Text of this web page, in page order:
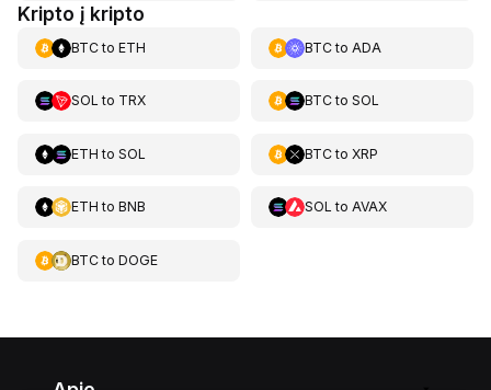
Kripto į kripto
BTCto ETH BTCto ADA
SOL to TRX BTCto SOL
ETH to SOL BTCto XRP
ETH to BNB SOL to AVAX
BTCto DOGE